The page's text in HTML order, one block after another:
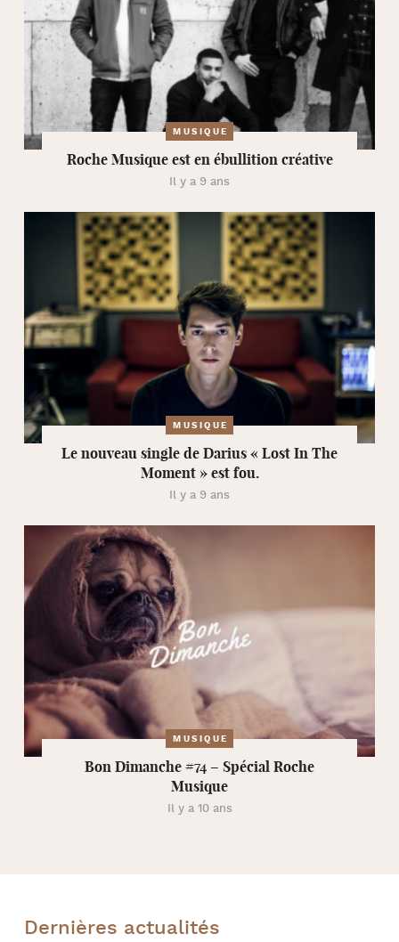
MUSIQUE
Roche Musique est en ébullition créative
Il y a 9 ans
MUSIQUE
Le nouveau single de Darius « Lost In The
Moment » est fou.
Il y a 9 ans
MUSIQUE
Bon Dimanche #74 – Spécial Roche
Musique
Il y a 10 ans
Dernières actualités